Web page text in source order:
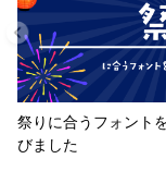
祭りに合うフォント
びました